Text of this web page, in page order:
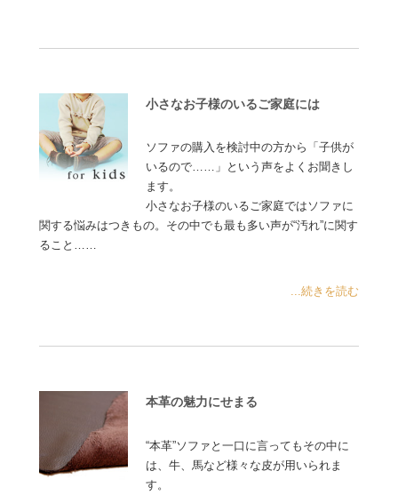
小さなお子様のいるご家庭には
ソファの購入を検討中の方から「子供が
いるので……」という声をよくお聞きし
ます。
小さなお子様のいるご家庭ではソファに
関する悩みはつきもの。その中でも最も多い声が“汚れ”に関す
ること……
...続きを読む
本革の魅力にせまる
“本革”ソファと一口に言ってもその中に
は、牛、馬など様々な皮が用いられま
す。